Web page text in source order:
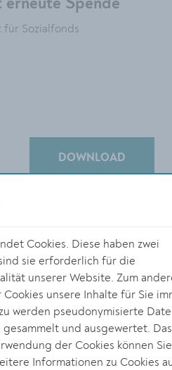
erneute Spende
für Sozialfonds
DOWNLOAD
Cookies. Diese haben zwei
sie erforderlich für die
unserer Website. Zum
unsere Inhalte für Sie
werden pseudonymisierte
und ausgewertet. Das
der Cookies können Sie
Informationen zu Cookies